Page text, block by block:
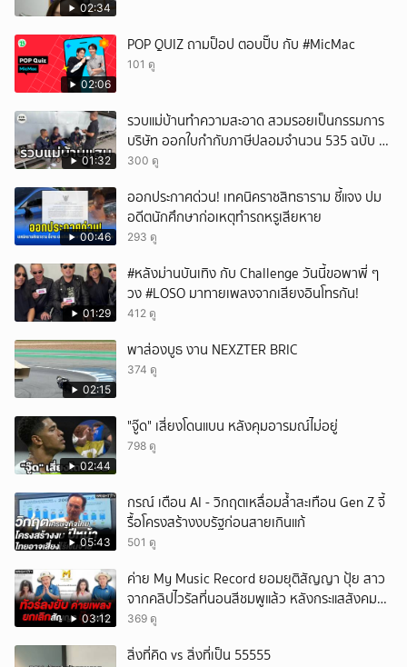
02:34
02:06
POP QUIZ ถามป็อป ตอบปั๊บ กับ #MicMac
101 ดู
01:32
รวบแม่บ้านทำความสะอาด สวมรอยเป็นกรรมการ
บริษัท ออกใบกำกับภาษีปลอมจำนวน 535 ฉบับ รัฐ
เสียหายกว่า 129 ล้านบาท
300 ดู
00:46
ออกประกาศด่วน! เทคนิคราชสิทธาราม ชี้แจง ปม
อดีตนักศึกษาก่อเหตุทำรถหรูเสียหาย
293 ดู
01:29
#หลังม่านบันเทิง กับ Challenge วันนี้ขอพาพี่ ๆ
วง #LOSO มาทายเพลงจากเสียงอินโทรกัน!
412 ดู
02:15
พาส่องบูธ งาน NEXZTER BRIC
374 ดู
02:44
"จู๊ด" เสี่ยงโดนแบน หลังคุมอารมณ์ไม่อยู่
798 ดู
05:43
กรณ์ เตือน AI - วิกฤตเหลื่อมล้ำสะเทือน Gen Z จี้
รื้อโครงสร้างงบรัฐก่อนสายเกินแก้
501 ดู
03:12
ค่าย My Music Record ยอมยุติสัญญา ปุ้ย สาว
จากคลิปไวรัลที่นอนสีชมพูแล้ว หลังกระแสสังคม
และคนในวงการวิจารณ์เรื่องความเหมาะสม
369 ดู
สิ่งที่คิด vs สิ่งที่เป็น 55555